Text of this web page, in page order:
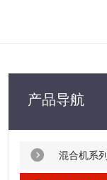
产品导航
混合机系列